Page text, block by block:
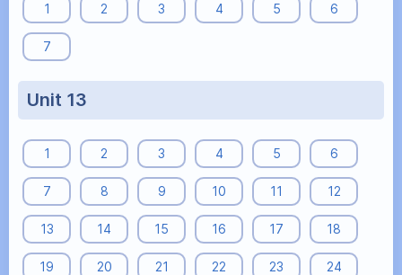
1 2 3 4 5 6
7
Unit 13
1 2 3 4 5 6
7 8 9 10 11 12
13 14 15 16 17 18
19 20 21 22 23 24